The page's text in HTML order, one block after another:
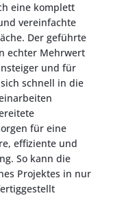
eine komplett
vereinfachte
Der geführte
echter Mehrwert
und für
schnell in die
für eine
effiziente und
So kann die
Projektes in nur